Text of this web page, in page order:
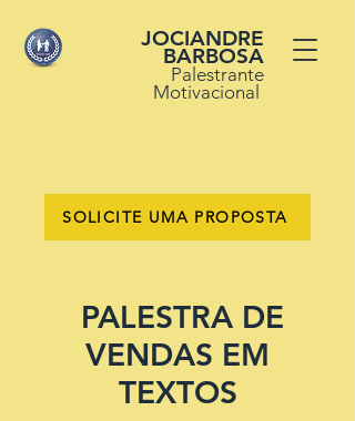
JOCIANDRE
BARBOSA
Palestrante
Motivacional
SOLICITE UMA PROPOSTA
PALESTRA DE
VENDAS EM
TEXTOS